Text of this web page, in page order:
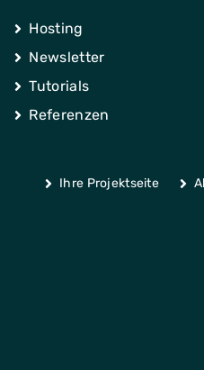
Hosting
Newsletter
Tutorials
Referenzen
Ihre Projektseite